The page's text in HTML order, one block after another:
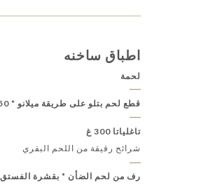
اطباق ساخنه
لحمة
قطع لحم بتلو على طريقة ميلانو * 250 جم
تاغلياتا 300 غ
شرائح رقيقة من اللحم البقري
رف من لحم الضأن * بقشرة الفستق